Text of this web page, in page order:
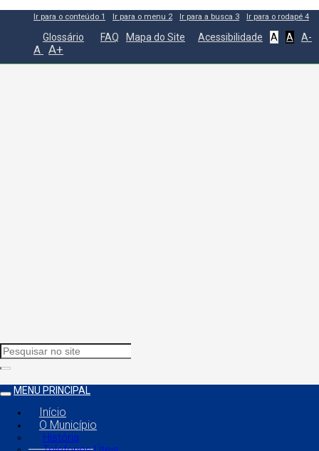
Ir para o conteúdo 1 Ir para o menu 2 Ir para a busca 3 Ir para o rodapé 4
Glossário FAQ Mapa do Site Acessibilidade A A A-
A A+
MENU PRINCIPAL
Início
O Município
História